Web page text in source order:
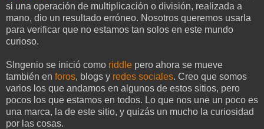
si una operación de multiplicación o división, realizada a
mano, dio un resultado erróneo. Nosotros queremos usarla
para verificar que no estamos tan solos en este mundo
curioso.
SIngenio se inició como riddle pero ahora se mueve
también en foros, blogs y redes sociales. Creo que somos
varios los que andamos en algunos de estos sitios, pero
pocos los que estamos en todos. Lo que nos une un poco es
una marca, la de este sitio, y quizás un mucho la curiosidad
por las cosas.